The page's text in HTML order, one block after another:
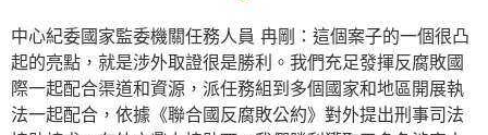
中心紀委國家監委機關任務人員 冉剛：這個案子的一個很凸
起的亮點，就是涉外取證很是勝利。我們充足發揮反腐敗國
際一起配合渠道和資源，派任務組到多個國家和地區開展執
法一起配合，依據《聯合國反腐敗公約》對外提出刑事司法